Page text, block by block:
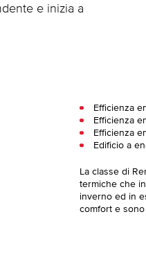
e inizia a
Efficienza
Efficienza
Efficienza
Edificio a
La classe di
termiche che
inverno ed in
comfort e